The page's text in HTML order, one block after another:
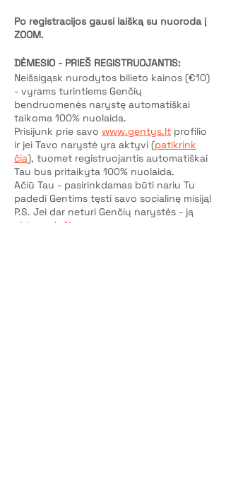
Po registracijos gausi laišką su nuoroda į
ZOOM.
DĖMESIO - PRIEŠ REGISTRUOJANTIS:
Neišsigąsk nurodytos bilieto kainos (€10)
- vyrams turintiems Genčių
bendruomenės narystę automatiškai
taikoma 100% nuolaida.
Prisijunk prie savo www.gentys.lt profilio
ir jei Tavo narystė yra aktyvi (patikrink
čia), tuomet registruojantis automatiškai
Tau bus pritaikyta 100% nuolaida.
Ačiū Tau - pasirinkdamas būti nariu Tu
padedi Gentims tęsti savo socialinę misiją!
P.S. Jei dar neturi Genčių narystės - ją
aktyvuok čia